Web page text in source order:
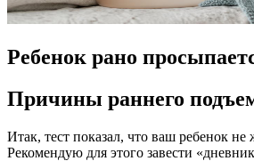
Ребенок рано
Причины раннего
Итак, тест показал, что ваш ребенок
Рекомендую для этого завести